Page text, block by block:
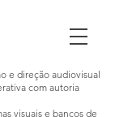
e direção audiovisual
com autoria
visuais e bancos de